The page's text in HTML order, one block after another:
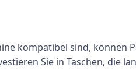
kompatibel sind, können
Sie in Taschen, die